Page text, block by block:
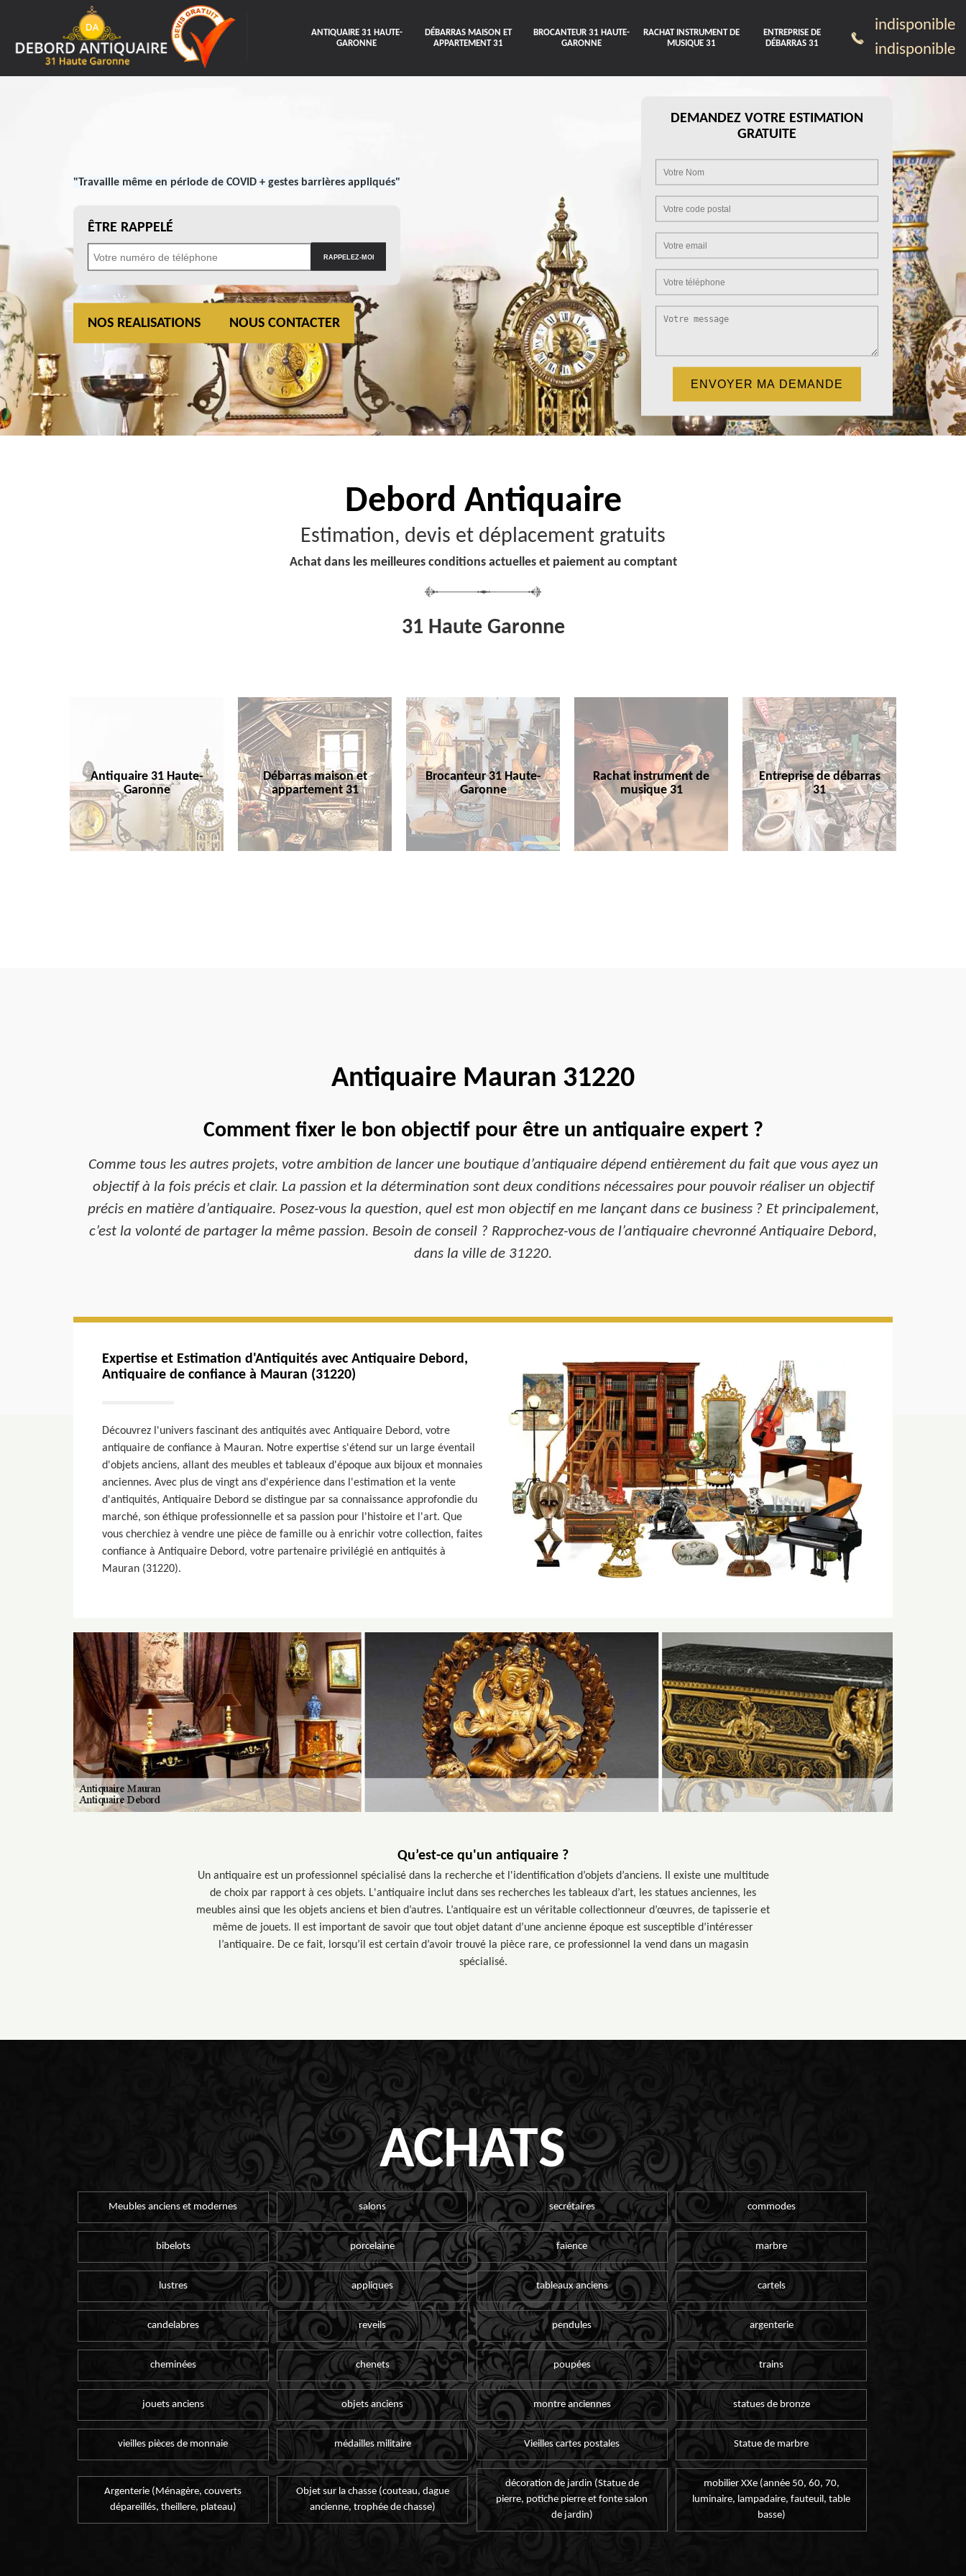
ANTIQUAIRE 31 HAUTE-
GARONNE
DÉBARRAS MAISON ET
APPARTEMENT 31
BROCANTEUR 31 HAUTE-
GARONNE
RACHAT INSTRUMENT DE
MUSIQUE 31
ENTREPRISE DE
DÉBARRAS 31
indisponible
indisponible
"Travaille même en période de COVID + gestes barrières appliqués"
ÊTRE RAPPELÉ
NOS REALISATIONS NOUS CONTACTER
DEMANDEZ VOTRE ESTIMATION
GRATUITE
Debord Antiquaire
Estimation, devis et déplacement gratuits
Achat dans les meilleures conditions actuelles et paiement au comptant
31 Haute Garonne
Antiquaire 31 Haute-
Garonne
Débarras maison et
appartement 31
Brocanteur 31 Haute-
Garonne
Rachat instrument de
musique 31
Entreprise de débarras
31
Antiquaire Mauran 31220
Comment fixer le bon objectif pour être un antiquaire expert ?
Comme tous les autres projets, votre ambition de lancer une boutique d’antiquaire dépend entièrement du fait que vous ayez un
objectif à la fois précis et clair. La passion et la détermination sont deux conditions nécessaires pour pouvoir réaliser un objectif
précis en matière d’antiquaire. Posez-vous la question, quel est mon objectif en me lançant dans ce business ? Et principalement,
c’est la volonté de partager la même passion. Besoin de conseil ? Rapprochez-vous de l’antiquaire chevronné Antiquaire Debord,
dans la ville de 31220.
Expertise et Estimation d'Antiquités avec Antiquaire Debord,
Antiquaire de confiance à Mauran (31220)
Découvrez l'univers fascinant des antiquités avec Antiquaire Debord, votre
antiquaire de confiance à Mauran. Notre expertise s'étend sur un large éventail
d'objets anciens, allant des meubles et tableaux d'époque aux bijoux et monnaies
anciennes. Avec plus de vingt ans d'expérience dans l'estimation et la vente
d'antiquités, Antiquaire Debord se distingue par sa connaissance approfondie du
marché, son éthique professionnelle et sa passion pour l'histoire et l'art. Que
vous cherchiez à vendre une pièce de famille ou à enrichir votre collection, faites
confiance à Antiquaire Debord, votre partenaire privilégié en antiquités à
Mauran (31220).
Qu’est-ce qu'un antiquaire ?
Un antiquaire est un professionnel spécialisé dans la recherche et l'identification d’objets d’anciens. Il existe une multitude
de choix par rapport à ces objets. L'antiquaire inclut dans ses recherches les tableaux d’art, les statues anciennes, les
meubles ainsi que les objets anciens et bien d’autres. L’antiquaire est un véritable collectionneur d’œuvres, de tapisserie et
même de jouets. Il est important de savoir que tout objet datant d’une ancienne époque est susceptible d’intéresser
l’antiquaire. De ce fait, lorsqu’il est certain d’avoir trouvé la pièce rare, ce professionnel la vend dans un magasin
spécialisé.
ACHATS
Meubles anciens et modernes salons secrétaires commodes
bibelots porcelaine faïence marbre
lustres appliques tableaux anciens cartels
candelabres reveils pendules argenterie
cheminées chenets poupées trains
jouets anciens objets anciens montre anciennes statues de bronze
vieilles pièces de monnaie médailles militaire Vieilles cartes postales Statue de marbre
Argenterie (Ménagère, couverts
dépareillés, theillere, plateau)
Objet sur la chasse (couteau, dague
ancienne, trophée de chasse)
décoration de jardin (Statue de
pierre, potiche pierre et fonte salon
de jardin)
mobilier XXe (année 50, 60, 70,
luminaire, lampadaire, fauteuil, table
basse)